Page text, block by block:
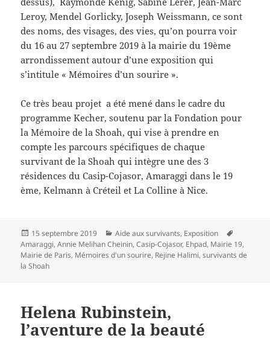
Leroy, Mendel Gorlicky, Joseph Weissmann, ce sont
des noms, des visages, des vies, qu’on pourra voir
du 16 au 27 septembre 2019 à la mairie du 19ème
arrondissement autour d’une exposition qui
s’intitule « Mémoires d’un sourire ».
Ce très beau projet a été mené dans le cadre du
programme Kecher, soutenu par la Fondation pour
la Mémoire de la Shoah, qui vise à prendre en
compte les parcours spécifiques de chaque
survivant de la Shoah qui intègre une des 3
résidences du Casip-Cojasor, Amaraggi dans le 19
ème, Kelmann à Créteil et La Colline à Nice.
Publié
le
15 septembre 2019 Catégories
Aide aux survivants, Exposition
clés
Amaraggi,Annie Melihan Cheinin,Casip-Cojasor, Ehpad, Mairie 19,
Mairie de Paris, Mémoires d'un sourire, Rejine Halimi,survivants de
la Shoah
Helena Rubinstein,
l’aventure de la beauté